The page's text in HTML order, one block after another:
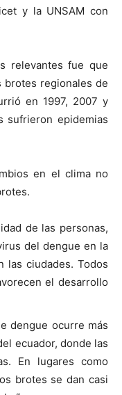
y la UNSAM con
relevantes fue que
brotes regionales de
en 1997, 2007 y
sufrieron epidemias
en el clima no
de las personas,
del dengue en la
las ciudades. Todos
el desarrollo
dengue ocurre más
ecuador, donde las
En lugares como
brotes se dan casi